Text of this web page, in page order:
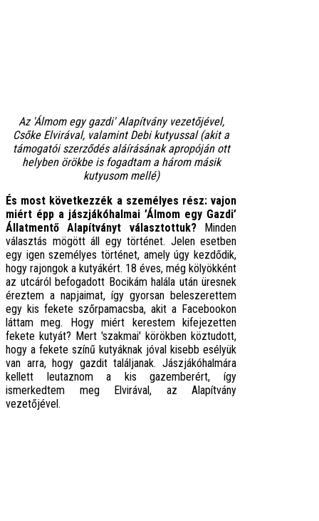
Az 'Álmom egy gazdi' Alapítvány vezetőjével,
Csőke Elvirával, valamint Debi kutyussal (akit a
támogatói szerződés aláírásának apropóján ott
helyben örökbe is fogadtam a három másik
kutyusom mellé)
És most következzék a személyes rész: vajon
miért épp a jászjákóhalmai ’Álmom egy Gazdi’
Állatmentő Alapítványt választottuk?Minden
választás mögött áll egy történet. Jelen esetben
egy igen személyes történet, amely úgy kezdődik,
hogy rajongok a kutyákért. 18 éves, még kölyökként
az utcáról befogadott Bocikám halála után üresnek
éreztem a napjaimat, így gyorsan beleszerettem
egy kis fekete szőrpamacsba, akit a Facebookon
láttam meg. Hogy miért kerestem kifejezetten
fekete kutyát? Mert 'szakmai' körökben köztudott,
hogy a fekete színű kutyáknak jóval kisebb esélyük
van arra, hogy gazdit találjanak. Jászjákóhalmára
kellett leutaznom a kis gazemberért, így
ismerkedtem meg Elvirával, az Alapítvány
vezetőjével.